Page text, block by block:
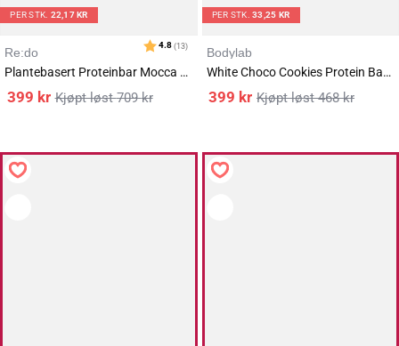
PER STK. 22,17 KR
Re:do
Plantebasert Proteinbar Mocca Latte 18x60g
709kr
399 kr
PER STK.33,25 KR
Bodylab
White Choco Cookies Protein Bar 12x55g
468kr
399 kr